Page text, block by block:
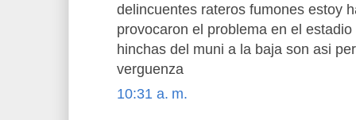
delincuentes rateros fumones estoy
provocaron el problema en el
hinchas del muni a la baja son asi
verguenza
10:31 a. m.